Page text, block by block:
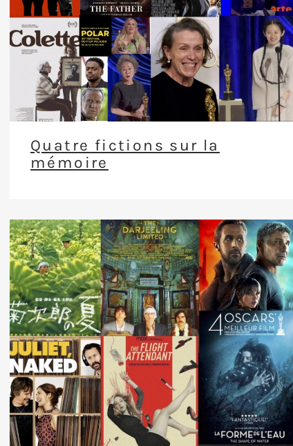
Quatre fictions sur la
mémoire